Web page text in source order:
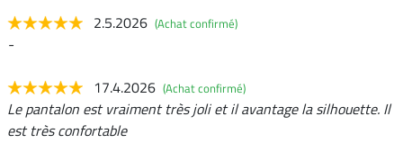
2.5.2026 (Achat confirmé)
-
17.4.2026 (Achat confirmé)
Le pantalon est vraiment très joli et il avantage la silhouette. Il
est très confortable